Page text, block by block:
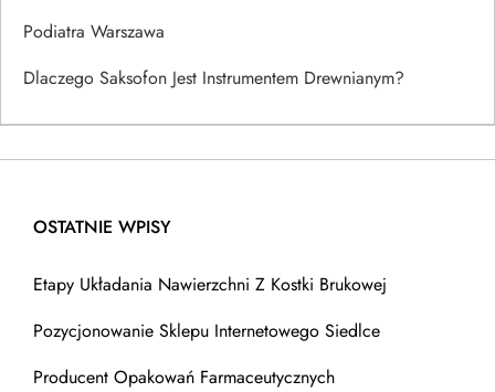
Podiatra Warszawa
Dlaczego Saksofon Jest Instrumentem Drewnianym?
OSTATNIE WPISY
Etapy Układania Nawierzchni Z Kostki Brukowej
Pozycjonowanie Sklepu Internetowego Siedlce
Producent Opakowań Farmaceutycznych